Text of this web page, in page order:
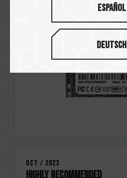
Oct / 2023
HIGHLY RECOMMENDED
Español
Deutsch